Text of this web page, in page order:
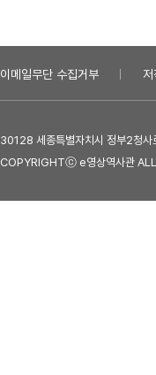
이메일무단 수집거부
30128 세종특별자치시 정부2청
COPYRIGHTⓒ e영상역사관